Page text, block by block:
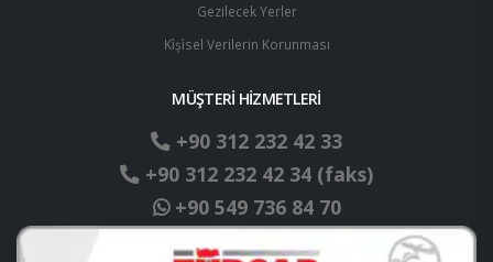
Gezilecek Yerler
Ki̇şi̇sel Verilerin Korunması
MÜŞTERİ HİZMETLERİ
+90 312 232 42 33
+90 312 232 42 34 (faks)
+90 549 736 84 70